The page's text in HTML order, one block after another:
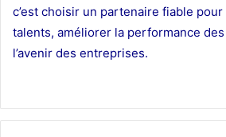
c’est choisir un partenaire fiable
talents, améliorer la performance
l’avenir des entreprises.